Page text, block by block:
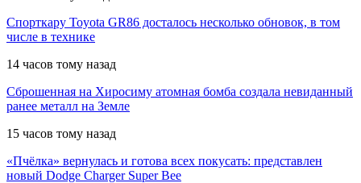
Спорткару Toyota GR86 досталось несколько обновок, в том
числе в технике
14 часов тому назад
Сброшенная на Хиросиму атомная бомба создала невиданный
ранее металл на Земле
15 часов тому назад
«Пчёлка» вернулась и готова всех покусать: представлен
новый Dodge Charger Super Bee